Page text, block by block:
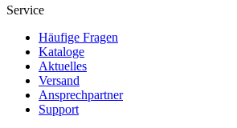
Service
Häufige Fragen
Kataloge
Aktuelles
Versand
Ansprechpartner
Support